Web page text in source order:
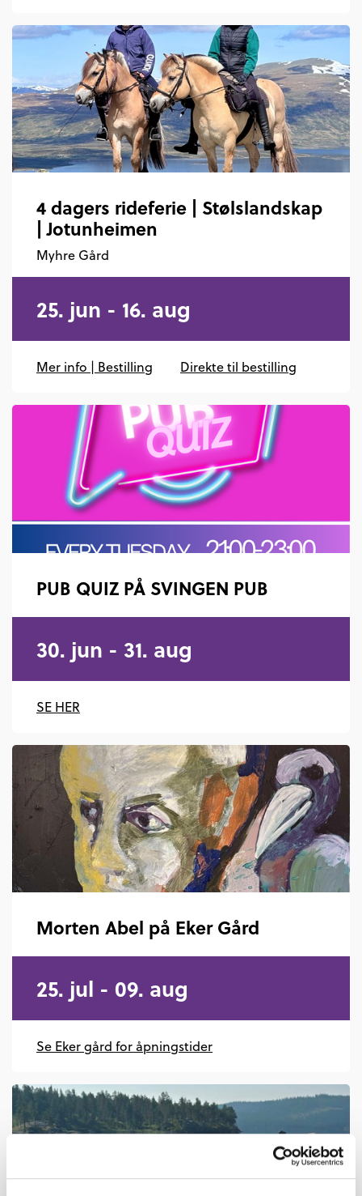
4 dagers rideferie | Stølslandskap
| Jotunheimen
Myhre Gård
25. jun - 16. aug
Mer info | Bestilling Direkte til bestilling
PUB QUIZ PÅ SVINGEN PUB
30. jun - 31. aug
SE HER
Morten Abel på Eker Gård
25. jul - 09. aug
Se Eker gård for åpningstider